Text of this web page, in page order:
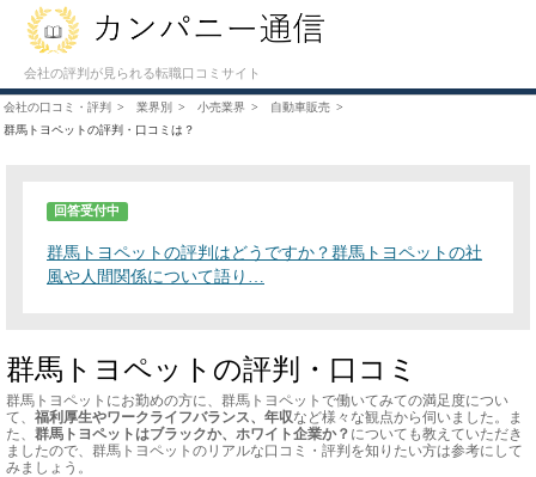
会社の評判が見られる転職口コミサイト
会社の口コミ・評判 業界別 小売業界
自動車販売
群馬トヨペットの評判・口コミは？
回答受付中
群馬トヨペットの評判はどうですか？群馬トヨペットの社
風や人間関係について語り…
群馬トヨペットの評判・口コミ
群馬トヨペットにお勤めの方に、群馬トヨペットで働いてみての満足度につい
て、 福利厚生やワークライフバランス、年収など様々な観点から伺いました。ま
た、 群馬トヨペットはブラックか、ホワイト企業か？ についても教えていただき
ましたので、群馬トヨペットのリアルな口コミ・評判を知りたい方は参考にして
みましょう。